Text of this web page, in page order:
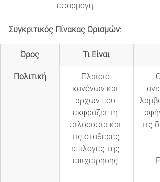
εφαρμογή.
Συγκριτικός Πίνακας Ορισμών:
Όρος Τι Είναι
Πολιτική
Πλαίσιο
κανόνων και
αρχών που
εκφράζει τη
φιλοσοφία και
τις σταθερές
επιλογές της
επιχείρησης.
τις